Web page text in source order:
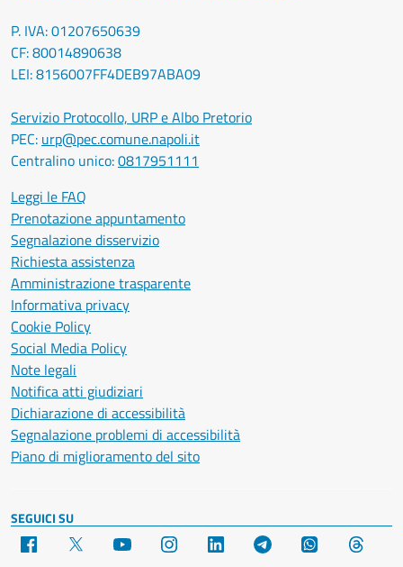
P. IVA: 01207650639
CF: 80014890638
LEI: 8156007FF4DEB97ABA09
Servizio Protocollo, URP e Albo Pretorio
PEC: urp@pec.comune.napoli.it
Centralino unico:0817951111
Leggi le FAQ
Prenotazione appuntamento
Segnalazione disservizio
Richiesta assistenza
Amministrazione trasparente
Informativa privacy
Cookie Policy
Social Media Policy
Note legali
Notifica atti giudiziari
Dichiarazione di accessibilità
Segnalazione problemi di accessibilità
Piano di miglioramento del sito
SEGUICI SU
Facebook YouTube Instagram LinkedIn Telegram WhatsApp